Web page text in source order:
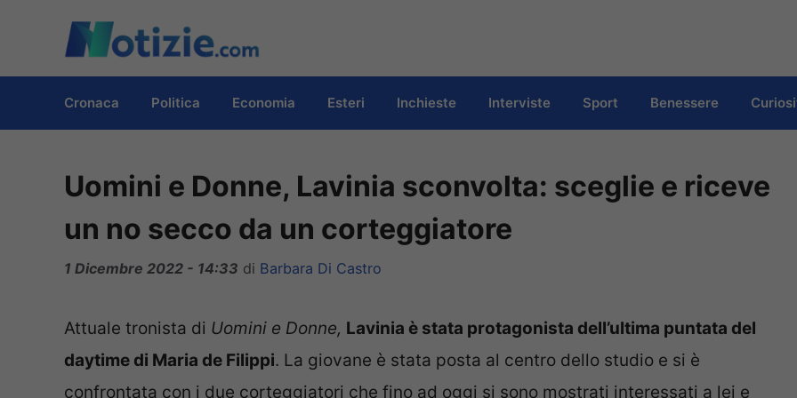
contenuto
Cronaca Politica Economia Esteri Inchieste Interviste Sport Benessere
Uomini e Donne, Lavinia sconvolta: sceglie e riceve
un no secco da un corteggiatore
1 Dicembre 2022 - 14:33 di Barbara Di Castro
Attuale tronista di Uomini e Donne, Lavinia è stata protagonista dell’ultima puntata del
daytime di Maria de Filippi. La giovane è stata posta al centro dello studio e si è
confrontata con i due corteggiatori che fino ad oggi si sono mostrati interessati a lei e